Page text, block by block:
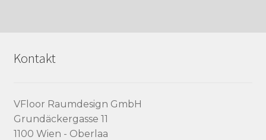
Kontakt
VFloor Raumdesign GmbH
Grundäckergasse 11
1100 Wien - Oberlaa